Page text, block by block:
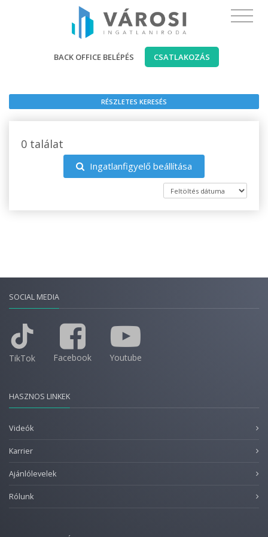
BACK OFFICE BELÉPÉS CSATLAKOZÁS
RÉSZLETES KERESÉS
0 találat
Ingatlanfigyelő beállítása
SOCIAL MEDIA
TikTok Facebook Youtube
HASZNOS LINKEK
Videók
Karrier
Ajánlólevelek
Rólunk